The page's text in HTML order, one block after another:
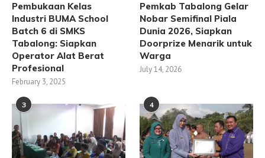
Pembukaan Kelas
Industri BUMA School
Batch 6 di SMKS
Tabalong: Siapkan
Operator Alat Berat
Profesional
February 3, 2025
Pemkab Tabalong Gelar
Nobar Semifinal Piala
Dunia 2026, Siapkan
Doorprize Menarik untuk
Warga
July 14, 2026
3 4